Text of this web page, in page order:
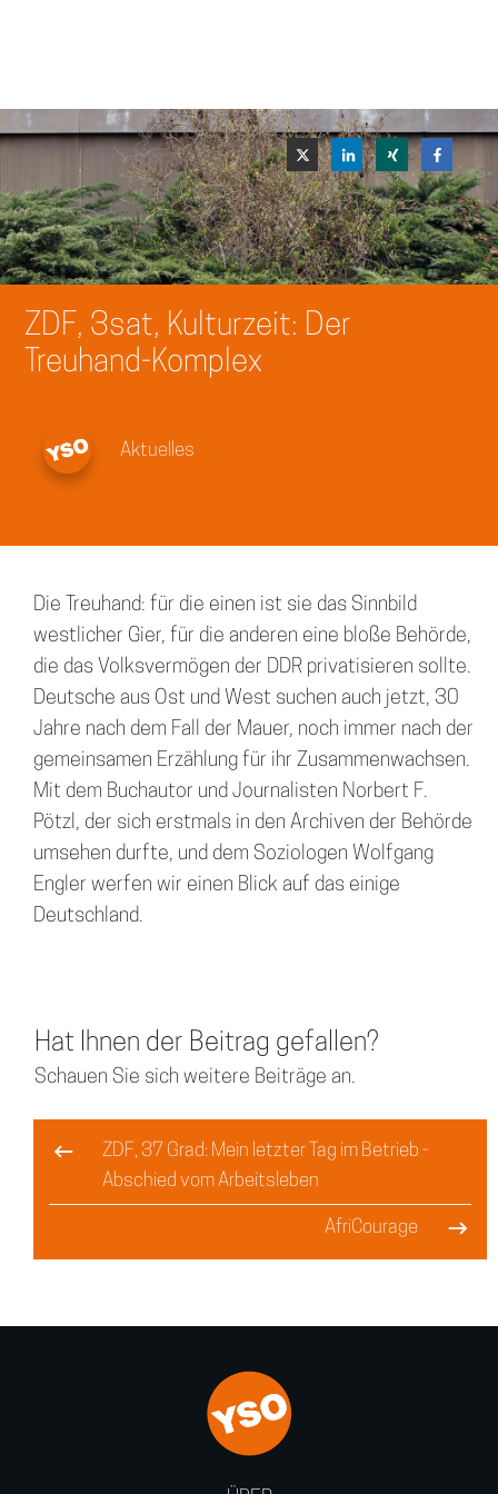
ZDF, 3sat, Kulturzeit: Der
Treuhand-Komplex
Aktuelles
Die Treuhand: für die einen ist sie das Sinnbild
westlicher Gier, für die anderen eine bloße Behörde,
die das Volksvermögen der DDR privatisieren sollte.
Deutsche aus Ost und West suchen auch jetzt, 30
Jahre nach dem Fall der Mauer, noch immer nach der
gemeinsamen Erzählung für ihr Zusammenwachsen.
Mit dem Buchautor und Journalisten Norbert F.
Pötzl, der sich erstmals in den Archiven der Behörde
umsehen durfte, und dem Soziologen Wolfgang
Engler werfen wir einen Blick auf das einige
Deutschland.
Hat Ihnen der Beitrag gefallen?
Schauen Sie sich weitere Beiträge an.
ZDF, 37 Grad: Mein letzter Tag im Betrieb -
Abschied vom Arbeitsleben
AfriCourage